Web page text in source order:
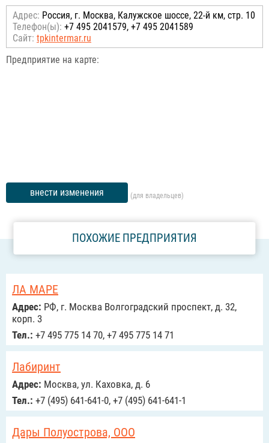
Адрес: Россия, г. Москва, Калужское шоссе, 22-й км, стр. 10
Телефон(ы): +7 495 2041579, +7 495 2041589
Сайт: tpkintermar.ru
Предприятие на карте:
внести изменения (для владельцев)
ПОХОЖИЕ ПРЕДПРИЯТИЯ
ЛА МАРЕ
Адрес: РФ, г. Москва Волгоградский проспект, д. 32,
корп. 3
Тел.: +7 495 775 14 70, +7 495 775 14 71
Лабиринт
Адрес: Москва, ул. Каховка, д. 6
Тел.: +7 (495) 641-641-0, +7 (495) 641-641-1
Дары Полуострова, ООО